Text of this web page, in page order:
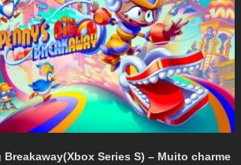
Breakaway(Xbox Series S) – Muito charme